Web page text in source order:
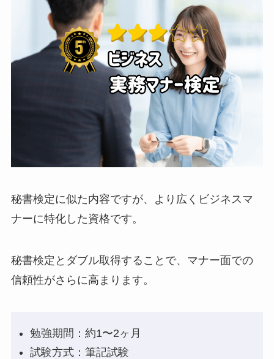
秘書検定に似た内容ですが、より広くビジネスマ
ナーに特化した資格です。
秘書検定とダブル取得することで、マナー面での
信頼性がさらに高まります。
勉強期間：約1〜2ヶ月
試験方式：筆記試験